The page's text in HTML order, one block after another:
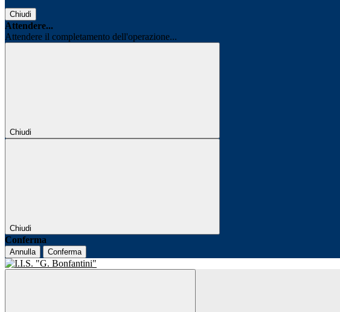
Chiudi
Attendere...
Attendere il completamento dell'operazione...
Chiudi
Chiudi
Conferma
Annulla Conferma